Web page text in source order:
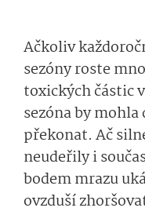
Ačkoliv
sezóny roste
toxických částic
sezóna by
překonat. Ač
neudeřily i
bodem mrazu
ovzduší